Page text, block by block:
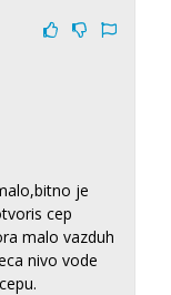
je
cep
malo vazduh
nivo vode